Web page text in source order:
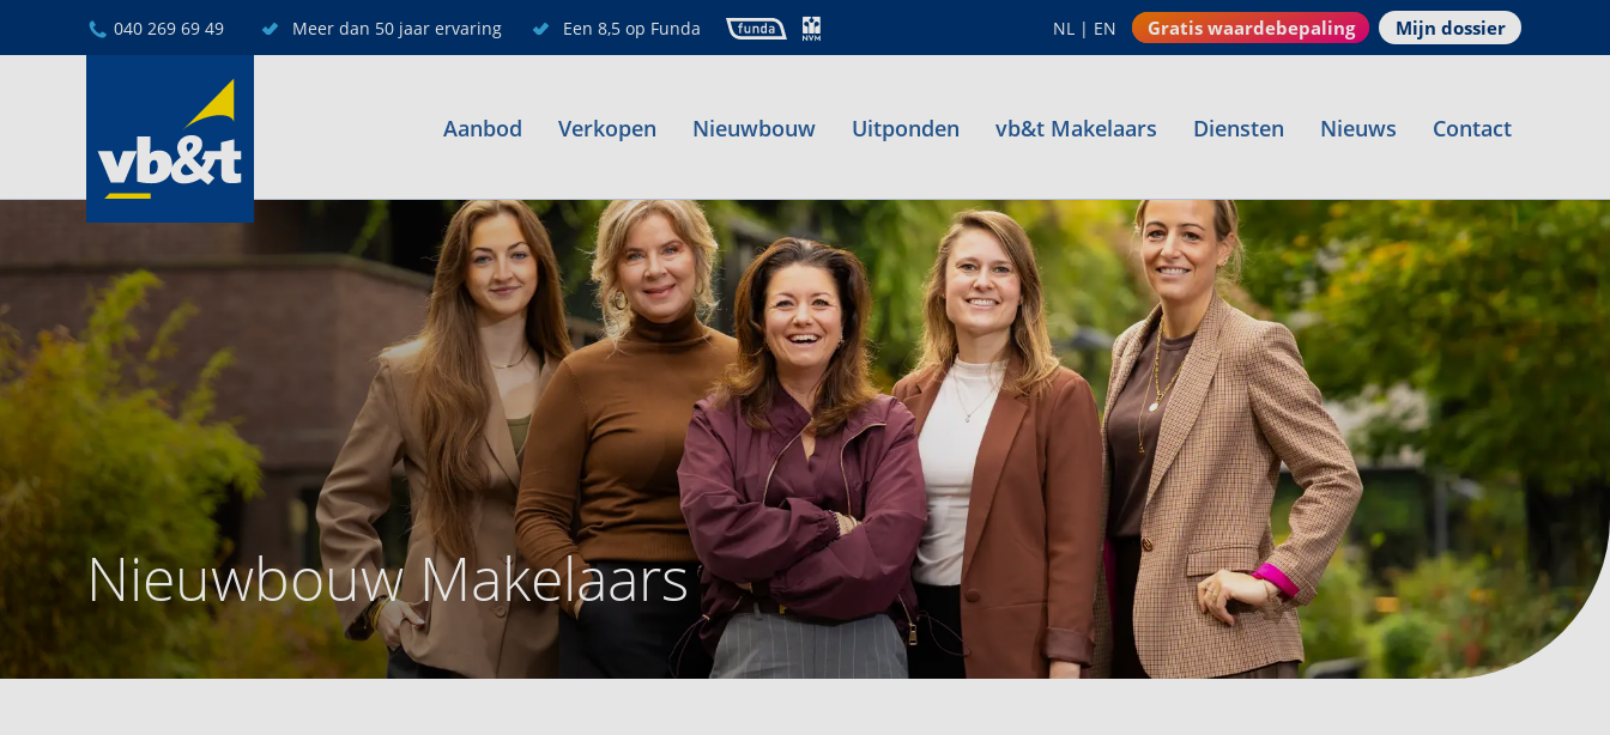
040 269 69 49 Meer dan 50 jaar ervaring Een 8,5 op Funda NL | EN Gratis waardebepaling Mijn dossier
Aanbod Verkopen Nieuwbouw Uitponden vb&t Makelaars Diensten Nieuws Contact
Nieuwbouw Makelaars